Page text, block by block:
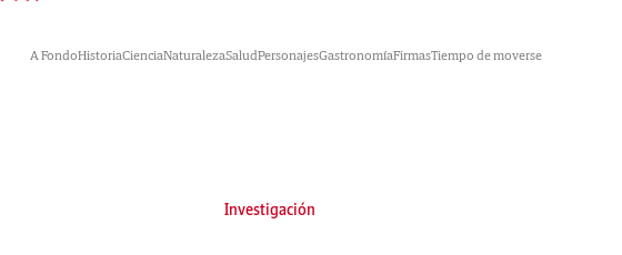
A FondoHistoriaCienciaNaturalezaSaludPersonajesGastronomíaFirmasTiempo de moverse
Investigación